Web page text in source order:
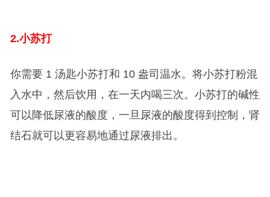
2.小苏打
你需要 1 汤匙小苏打和 10 盎司温水。将小苏打粉混
入水中，然后饮用，在一天内喝三次。小苏打的碱性
可以降低尿液的酸度，一旦尿液的酸度得到控制，肾
结石就可以更容易地通过尿液排出。